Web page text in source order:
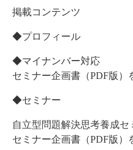
掲載コンテンツ
◆プロフィール
◆マイナンバー対応
セミナー企画書（PDF版）
◆セミナー
自立型問題解決思考養成セ
セミナー企画書（PDF版）